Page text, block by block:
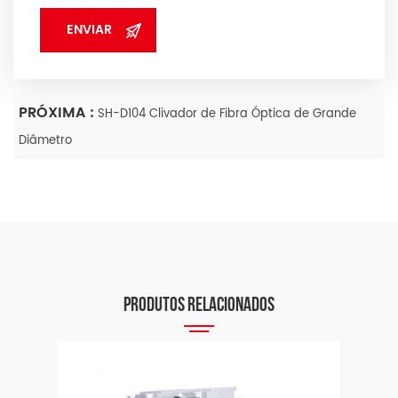
PRÓXIMA : SH-D104 Clivador de Fibra Óptica de Grande
Diâmetro
PRODUTOS RELACIONADOS